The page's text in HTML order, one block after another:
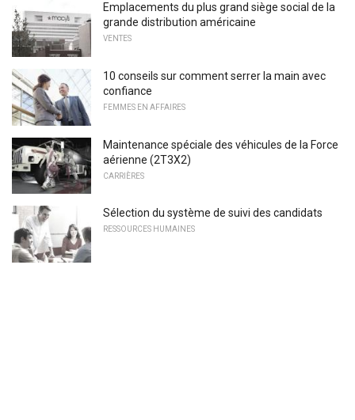
Emplacements du plus grand siège social de la
grande distribution américaine
VENTES
10 conseils sur comment serrer la main avec
confiance
FEMMES EN AFFAIRES
Maintenance spéciale des véhicules de la Force
aérienne (2T3X2)
CARRIÈRES
Sélection du système de suivi des candidats
RESSOURCES HUMAINES